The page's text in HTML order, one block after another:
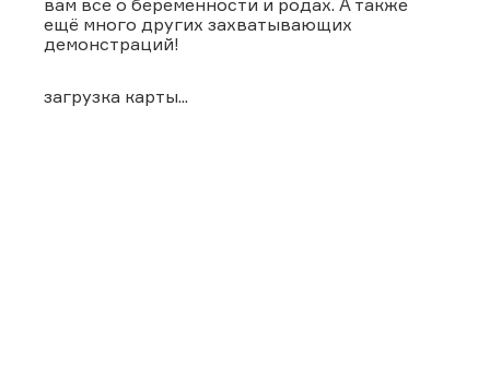
ещё много других захватывающих
демонстраций!
загрузка карты...